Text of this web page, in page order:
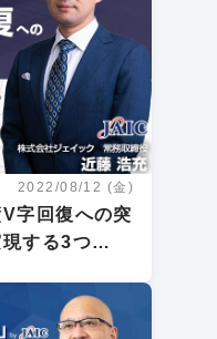
2022/08/12 (金)
字回復への突
する3つ